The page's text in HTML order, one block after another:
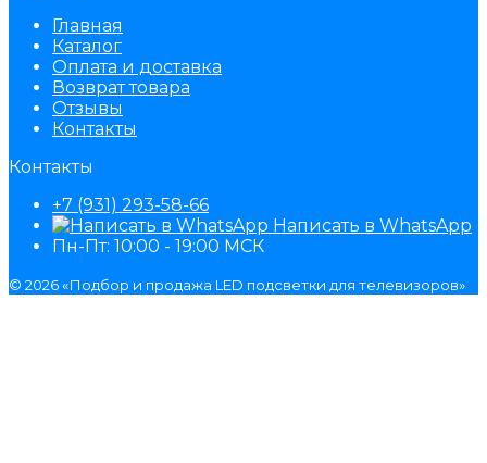
Главная
Каталог
Оплата и доставка
Возврат товара
Отзывы
Контакты
Контакты
+7 (931) 293-58-66
Написать в WhatsApp
Пн-Пт: 10:00 - 19:00 МСК
© 2026 «Подбор и продажа LED подсветки для телевизоров»